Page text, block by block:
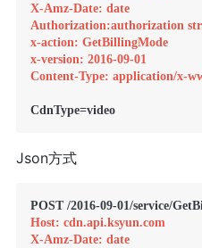
X-Amz-Date: date
Authorization:authorization
x-action: GetBillingMode
x-version: 2016-09-01
Content-Type: application/x-
CdnType=video
Json方式
Host: cdn.api.ksyun.com
X-Amz-Date: date